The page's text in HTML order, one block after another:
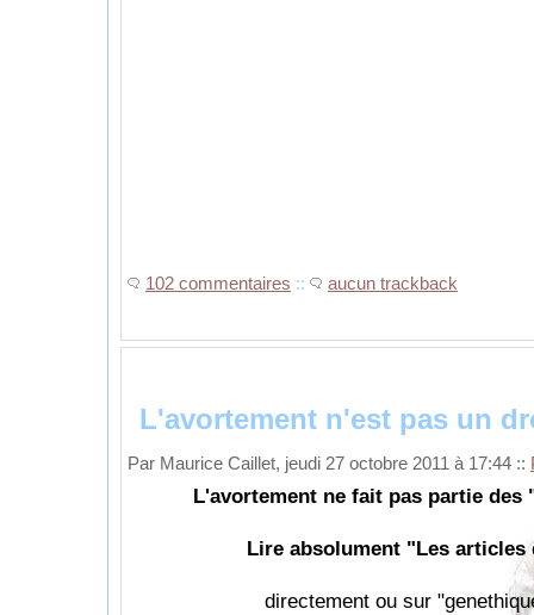
102 commentaires :: aucun trackback
L'avortement n'est pas un
Par Maurice Caillet, jeudi 27 octobre 2011 à 17:44 ::
L'avortement ne fait pas partie des
Lire absolument "Les articles
directement ou sur